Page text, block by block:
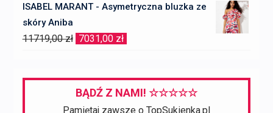
2200,00 zł.
wynosi:
660,00 zł.
ISABEL MARANT - Asymetryczna bluzka ze
skóry Aniba
11719,00zł Pierwotna
11719,00 zł.
7031,00 zł
7031,00 zł.
BĄDŹ Z NAMI! ☆☆☆☆☆
Pamiętaj zawsze o TopSukienka.pl